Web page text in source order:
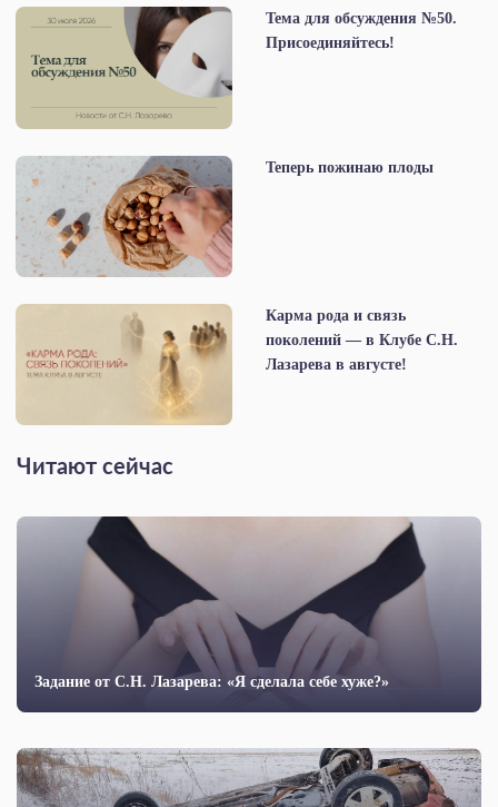
Тема для обсуждения №50.
Присоединяйтесь!
Теперь пожинаю плоды
Карма рода и связь
поколений — в Клубе С.Н.
Лазарева в августе!
Читают сейчас
Задание от С.Н. Лазарева: «Я сделала себе хуже?»